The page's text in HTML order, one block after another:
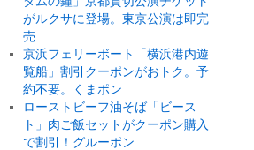
がルクサに登場。東京公演は即完
売
京浜フェリーボート「横浜港内遊
覧船」割引クーポンがおトク。予
約不要。くまポン
ローストビーフ油そば「ビース
ト」肉ご飯セットがクーポン購入
で割引！グルーポン